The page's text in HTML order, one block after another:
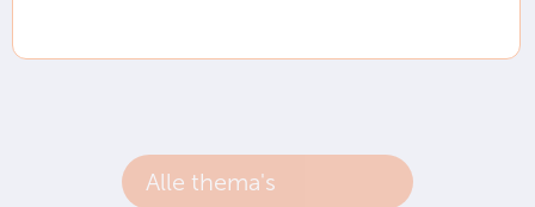
Alle thema's